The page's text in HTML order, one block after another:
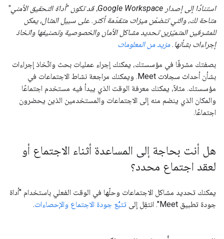
استنادًا إلى إصدار Google Workspace، قد تكون "أداة التحقيق الأمني"
متاحة لك، والتي تتضمّن ميزات متقدّمة أكثر. على سبيل المثال، يمكن
للمشرفين المتميّزين تحديد مشاكل الأمان والخصوصية وتصنيفها واتخاذ
إجراءات بشأنها. مزيد من المعلومات
بصفتك مشرفًا في مؤسستك، يمكنك إجراء عمليات بحث واتّخاذ إجراءات
بشأن أحداث سجلات Meet. ويمكنك مراجعة نشاط الاجتماعات في
مؤسستك. مثلاً، يمكنك معرفة الوقت الذي يبدأ فيه مستخدم اجتماعًا
والمكان الذي ينضم منه إلى الاجتماعات والمستخدمين الذين يحضرون
اجتماعًا.
هل أنت بحاجة إلى المساعدة أثناء الاجتماع أو
لعقد اجتماع محدد؟
يمكنك تحديد مشاكل الاجتماعات وحلّها في الوقت الفعلي باستخدام "أداة
جودة تطبيق Meet". انتقِل إلى
تتبُّع جودة الاجتماع والإحصاءات.